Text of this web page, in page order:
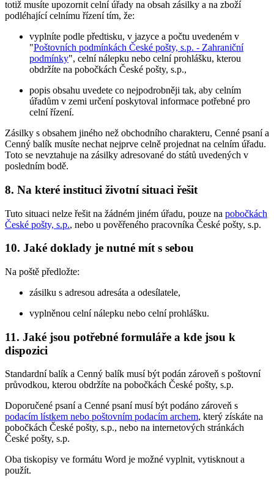
totiž musíte upozornit celní úřady na obsah zásilky a na zboží
podléhající celnímu řízení tím, že:
vyplníte podle předtisku, v jazyce a počtu uvedeném v
"Poštovních podmínkách České pošty, s.p. - Zahraniční
podmínky", celní nálepku nebo celní prohlášku, kterou
obdržíte na pobočkách České pošty, s.p.,
popis obsahu uvedete co nejpodrobněji tak, aby celním
úřadům v zemi určení poskytoval informace potřebné pro
celní řízení.
Zásilky s obsahem jiného než obchodního charakteru, Cenné psaní a
Cenný balík musíte nechat nejprve celně projednat na celním úřadu.
Toto se nevztahuje na zásilky adresované do států uvedených v
posledním bodě.
8. Na které instituci životní situaci řešit
Tuto situaci nelze řešit na žádném jiném úřadu, pouze na pobočkách
České pošty, s.p., nebo u pověřeného pracovníka České pošty, s.p.
10. Jaké doklady je nutné mít s sebou
Na poště předložte:
zásilku s adresou adresáta a odesílatele,
vyplněnou celní nálepku nebo celní prohlášku.
11. Jaké jsou potřebné formuláře a kde jsou k
dispozici
Standardní balík a Cenný balík musí být podán zároveň s poštovní
průvodkou, kterou obdržíte na pobočkách České pošty, s.p.
Doporučené psaní a Cenné psaní musí být podáno zároveň s
podacím lístkem nebo poštovním podacím archem, který získáte na
pobočkách České pošty, s.p., nebo na internetových stránkách
České pošty, s.p.
Oba tiskopisy ve formátu Word je možné vyplnit, vytisknout a
použít.